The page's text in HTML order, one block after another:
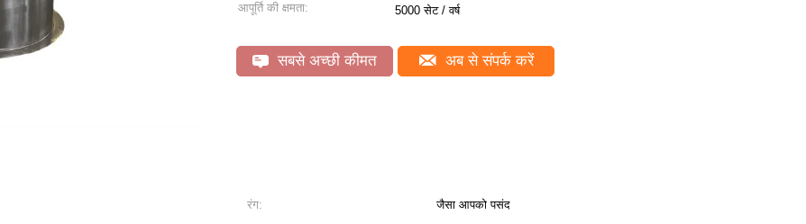
आपूर्ति की क्षमता: 5000 सेट / वर्ष
सबसे अच्छी कीमत अब से संपर्क करें
रंग:
जैसा आपको पसंद